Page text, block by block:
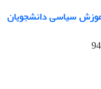
سیاسی دانشجویان